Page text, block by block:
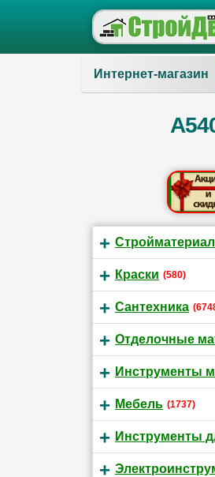
Интернет-магазин
Краски (580)
Сантехника
Отделочные
Инструменты
Мебель (1737)
Инструменты